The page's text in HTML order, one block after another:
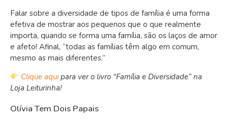
Falar sobre a diversidade de tipos de família é uma forma
efetiva de mostrar aos pequenos que o que realmente
importa, quando se forma uma família, são os laços de amor
e afeto! Afinal, “todas as famílias têm algo em comum,
mesmo as mais diferentes.”
Clique aquipara ver o livro “Família e Diversidade” na
Loja Leiturinha!
Olívia Tem Dois Papais